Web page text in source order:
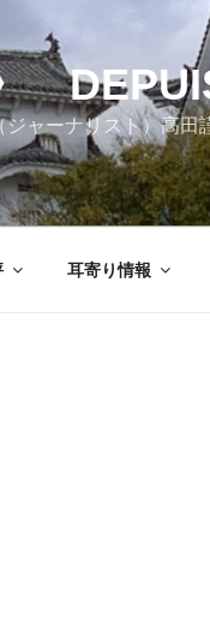
ャーナリスト）高
耳寄り情報